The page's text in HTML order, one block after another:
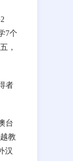
7个
，
者
台
教
汉